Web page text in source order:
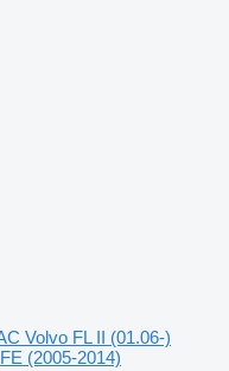
Volvo FL II (01.06-)
(2005-2014)